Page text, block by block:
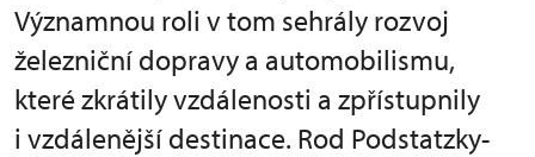
Významnou roli v tom sehrály rozvoj
železniční dopravy a automobilismu,
které zkrátily vzdálenosti a zpřístupnily
i vzdálenější destinace. Rod Podstatzky-